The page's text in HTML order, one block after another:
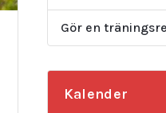
Gör en
Kalender